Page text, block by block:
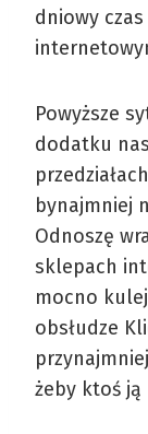
dniowy
Powyższe
dodatku
bynajmniej
Odnoszę
sklepach
mocno
obsłudze
żeby ktoś ją